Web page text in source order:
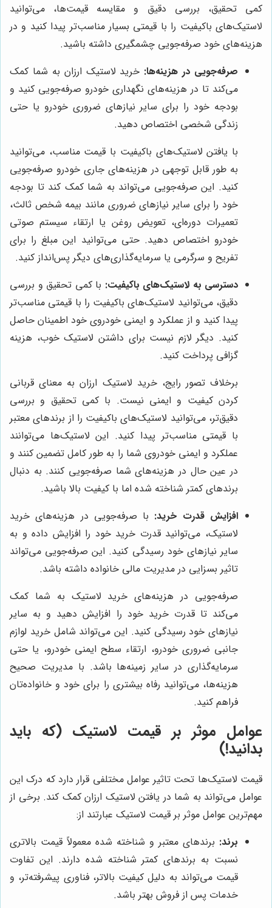
کمی تحقیق، بررسی دقیق و مقایسه قیمت‌ها، می‌توانید
لاستیک‌های باکیفیت را با قیمتی بسیار مناسب‌تر پیدا کنید و در
هزینه‌های خود صرفه‌جویی چشمگیری داشته باشید.
صرفه‌جویی در هزینه‌ها: خرید لاستیک ارزان به شما کمک
می‌کند تا در هزینه‌های نگهداری خودرو صرفه‌جویی کنید و
بودجه خود را برای سایر نیازهای ضروری خودرو یا حتی
زندگی شخصی اختصاص دهید.
با یافتن لاستیک‌های باکیفیت با قیمت مناسب، می‌توانید
به طور قابل توجهی در هزینه‌های جاری خودرو صرفه‌جویی
کنید. این صرفه‌جویی می‌تواند به شما کمک کند تا بودجه
خود را برای سایر نیازهای ضروری مانند بیمه شخص ثالث،
تعمیرات دوره‌ای، تعویض روغن یا ارتقاء سیستم صوتی
خودرو اختصاص دهید. حتی می‌توانید این مبلغ را برای
تفریح و سرگرمی یا سرمایه‌گذاری‌های دیگر پس‌انداز کنید.
دسترسی به لاستیک‌های باکیفیت: با کمی تحقیق و بررسی
دقیق، می‌توانید لاستیک‌های باکیفیت را با قیمتی مناسب‌تر
پیدا کنید و از عملکرد و ایمنی خودروی خود اطمینان حاصل
کنید. دیگر لازم نیست برای داشتن لاستیک خوب، هزینه
گزافی پرداخت کنید.
برخلاف تصور رایج، خرید لاستیک ارزان به معنای قربانی
کردن کیفیت و ایمنی نیست. با کمی تحقیق و بررسی
دقیق‌تر، می‌توانید لاستیک‌های باکیفیت را از برندهای معتبر
با قیمتی مناسب‌تر پیدا کنید. این لاستیک‌ها می‌توانند
عملکرد و ایمنی خودروی شما را به طور کامل تضمین کنند و
در عین حال در هزینه‌های شما صرفه‌جویی کنند. به دنبال
برندهای کمتر شناخته شده اما با کیفیت بالا باشید.
افزایش قدرت خرید: با صرفه‌جویی در هزینه‌های خرید
لاستیک، می‌توانید قدرت خرید خود را افزایش داده و به
سایر نیازهای خود رسیدگی کنید. این صرفه‌جویی می‌تواند
تاثیر بسزایی در مدیریت مالی خانواده داشته باشد.
صرفه‌جویی در هزینه‌های خرید لاستیک به شما کمک
می‌کند تا قدرت خرید خود را افزایش دهید و به سایر
نیازهای خود رسیدگی کنید. این می‌تواند شامل خرید لوازم
جانبی ضروری خودرو، ارتقاء سطح ایمنی خودرو، یا حتی
سرمایه‌گذاری در سایر زمینه‌ها باشد. با مدیریت صحیح
هزینه‌ها، می‌توانید رفاه بیشتری را برای خود و خانواده‌تان
فراهم کنید.
عوامل موثر بر قیمت لاستیک (که باید
بدانید!)
قیمت لاستیک‌ها تحت تاثیر عوامل مختلفی قرار دارد که درک این
عوامل می‌تواند به شما در یافتن لاستیک ارزان کمک کند. برخی از
مهم‌ترین عوامل موثر بر قیمت لاستیک عبارتند از:
برند: برندهای معتبر و شناخته شده معمولاً قیمت بالاتری
نسبت به برندهای کمتر شناخته شده دارند. این تفاوت
قیمت می‌تواند به دلیل کیفیت بالاتر، فناوری پیشرفته‌تر، و
خدمات پس از فروش بهتر باشد.